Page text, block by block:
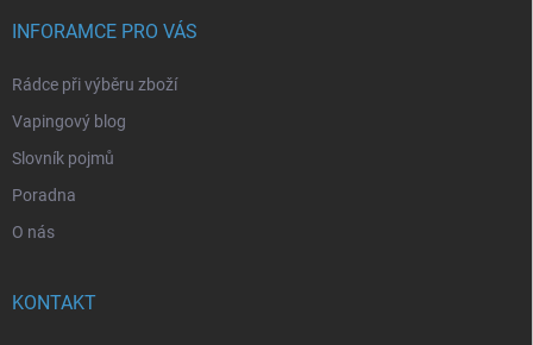
INFORAMCE PRO VÁS
Rádce při výběru zboží
Vapingový blog
Slovník pojmů
Poradna
O nás
KONTAKT